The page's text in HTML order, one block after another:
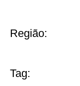
Região:
Tag: